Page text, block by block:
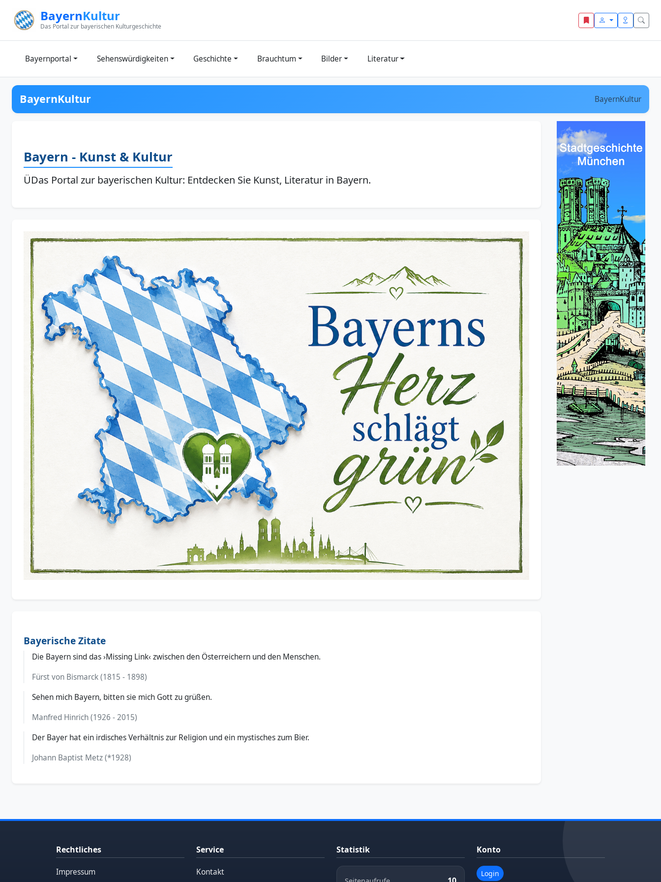
BayernKultur
Das Portal zur bayerischen Kulturgeschichte
Bayernportal Sehenswürdigkeiten Geschichte Brauchtum Bilder Literatur
BayernKultur BayernKultur
Bayern - Kunst & Kultur
ÜDas Portal zur bayerischen Kultur: Entdecken Sie Kunst, Literatur in Bayern.
Bayerische Zitate
Die Bayern sind das ›Missing Link‹ zwischen den Österreichern und den Menschen.
Fürst von Bismarck (1815 - 1898)
Sehen mich Bayern, bitten sie mich Gott zu grüßen.
Manfred Hinrich (1926 - 2015)
Der Bayer hat ein irdisches Verhältnis zur Religion und ein mystisches zum Bier.
Johann Baptist Metz (*1928)
Rechtliches
Impressum
Service
Kontakt
Statistik Konto
Login